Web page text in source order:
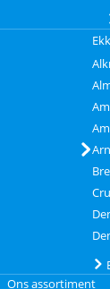
Ons assortiment